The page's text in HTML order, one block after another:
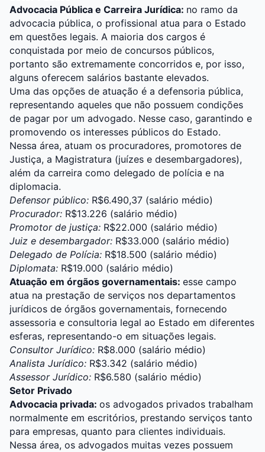
Advocacia Pública e Carreira Jurídica: no ramo da
advocacia pública, o profissional atua para o Estado
em questões legais. A maioria dos cargos é
conquistada por meio de concursos públicos,
portanto são extremamente concorridos e, por isso,
alguns oferecem salários bastante elevados.
Uma das opções de atuação é a defensoria pública,
representando aqueles que não possuem condições
de pagar por um advogado. Nesse caso, garantindo e
promovendo os interesses públicos do Estado.
Nessa área, atuam os procuradores, promotores de
Justiça, a Magistratura (juízes e desembargadores),
além da carreira como delegado de polícia e na
diplomacia.
Defensor público: R$6.490,37 (salário médio)
Procurador: R$13.226 (salário médio)
Promotor de justiça: R$22.000 (salário médio)
Juiz e desembargador: R$33.000 (salário médio)
Delegado de Polícia: R$18.500 (salário médio)
Diplomata: R$19.000 (salário médio)
Atuação em órgãos governamentais: esse campo
atua na prestação de serviços nos departamentos
jurídicos de órgãos governamentais, fornecendo
assessoria e consultoria legal ao Estado em diferentes
esferas, representando-o em situações legais.
Consultor Jurídico: R$8.000 (salário médio)
Analista Jurídico: R$3.342 (salário médio)
Assessor Jurídico: R$6.580 (salário médio)
Setor Privado
Advocacia privada: os advogados privados trabalham
normalmente em escritórios, prestando serviços tanto
para empresas, quanto para clientes individuais.
Nessa área, os advogados muitas vezes possuem